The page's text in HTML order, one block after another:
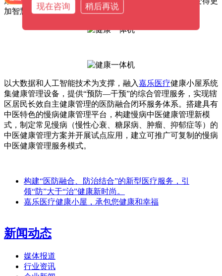
加智慧。
以大数据和人工智能技术为支撑，融入嘉乐医疗健康小屋系统
集健康管理设备，提供“预防—干预”的综合管理服务，实现辖
区居民长效自主健康管理的医防融合闭环服务体系。搭建具有
中医特色的慢病健康管理平台，构建慢病中医健康管理新模
式，制定常见慢病（慢性心衰、糖尿病、肿瘤、抑郁症等）的
中医健康管理方案并开展试点应用，建立可推广可复制的慢病
中医健康管理服务模式。
构建“医防融合、防治结合”的新型医疗服务，引
领“防”大于“治”健康新时尚。
嘉乐医疗健康小屋，承包您健康和幸福
新闻动态
媒体报道
行业资讯
现在咨询 稍后再说